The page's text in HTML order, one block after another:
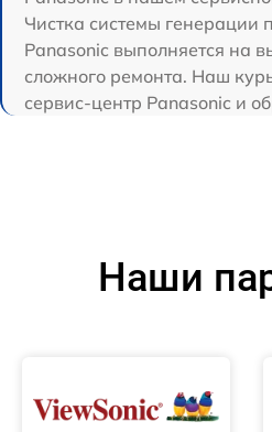
Чистка системы генерации
Panasonic выполняется на
сложного ремонта. Наш
сервис-центр Panasonic и
Наши